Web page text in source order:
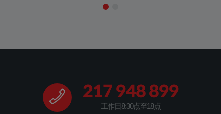
217 948 899
工作日8:30点至18点